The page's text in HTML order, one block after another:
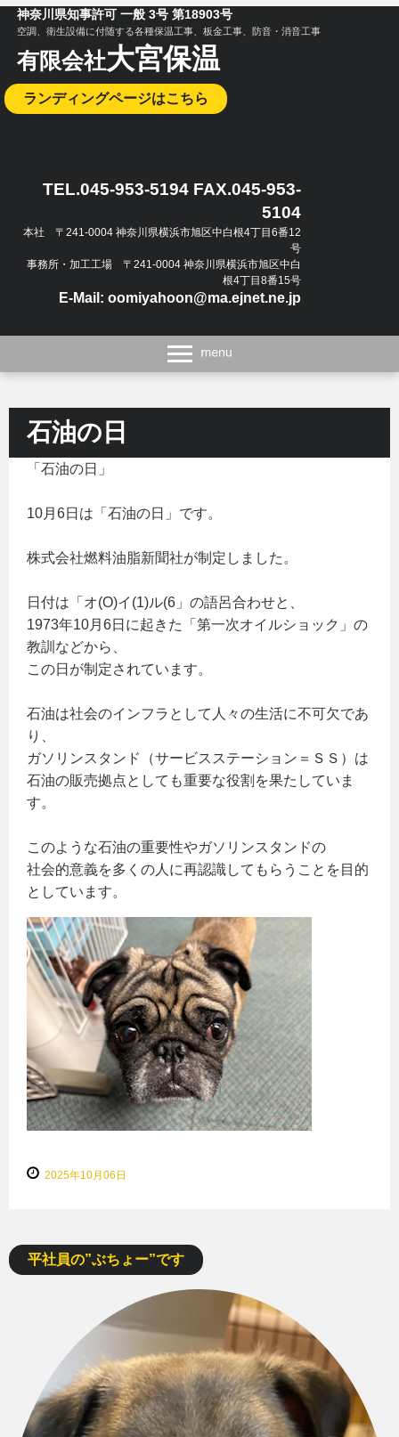
神奈川県知事許可 一般 3号 第18903号
空調、衛生設備に付随する各種保温工事、板金工事、防音・消音工事
有限会社大宮保温
ランディングページはこちら
TEL.045-953-5194 FAX.045-953-
5104
本社 〒241-0004 神奈川県横浜市旭区中白根4丁目6番12
号
事務所・加工工場 〒241-0004 神奈川県横浜市旭区中白
根4丁目8番15号
E-Mail: oomiyahoon@ma.ejnet.ne.jp
石油の日
「石油の日」
10月6日は「石油の日」です。
株式会社燃料油脂新聞社が制定しました。
日付は「オ(O)イ(1)ル(6」の語呂合わせと、
1973年10月6日に起きた「第一次オイルショック」の
教訓などから、
この日が制定されています。
石油は社会のインフラとして人々の生活に不可欠であ
り、
ガソリンスタンド（サービスステーション＝ＳＳ）は
石油の販売拠点としても重要な役割を果たしていま
す。
このような石油の重要性やガソリンスタンドの
社会的意義を多くの人に再認識してもらうことを目的
としています。
2025年10月06日
平社員の”ぶちょー”です